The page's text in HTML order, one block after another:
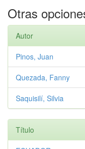
Otras
Autor
Pinos, Juan
Quezada, Fanny
Saquisilí, Silvia
Título